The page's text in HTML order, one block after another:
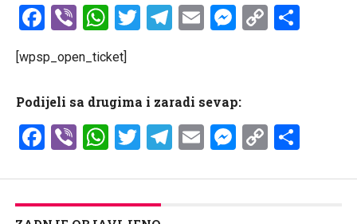
Facebook
ViberWhatsApp
Twitter
Telegram
EmailCopy
[wpsp_open_ticket]
Podijeli sa drugima i zaradi sevap:
Facebook
ViberWhatsApp
Twitter
Telegram
EmailCopy